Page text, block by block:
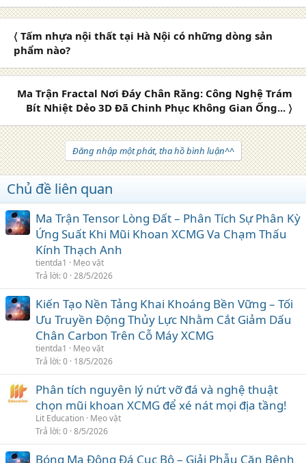
〈 Tấm nhựa nội thất tại Hà Nội có những dòng sản
phẩm nào?
Ma Trận Fractal Nơi Đáy Chân Răng: Công Nghệ Trám
Bít Nhiệt Dẻo 3D Đã Chinh Phục Không Gian Ống... 〉
Đăng nhập một phát, tha hồ bình luận^^
Chủ đề liên quan
Ma Trận Tensor Lòng Đất – Phân Tích Sự Phân Kỳ
Ứng Suất Khi Mũi Khoan XCMG Va Chạm Thấu
Kính Thạch Anh
tientda1
Mẹo vặt
Trả lời 0 28/5/2026
Kiến Tạo Nền Tảng Khai Khoáng Bền Vững – Tối
Ưu Truyền Động Thủy Lực Nhằm Cắt Giảm Dấu
Chân Carbon Trên Cỗ Máy XCMG
tientda1
Mẹo vặt
Trả lời 0 18/5/2026
Phân tích nguyên lý nứt vỡ đá và nghệ thuật
chọn mũi khoan XCMG để xé nát mọi địa tầng!
Lit Education Mẹo vặt
Trả lời 0 8/5/2026
Bóng Ma Đông Đá Cục Bộ – Giải Phẫu Căn Bệnh